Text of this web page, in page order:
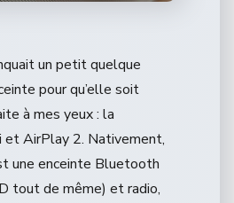
un petit quelque
pour qu’elle soit
à mes yeux : la
et AirPlay 2. Nativement,
une enceinte Bluetooth
tout de même) et radio,